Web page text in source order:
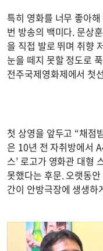
특히 영화를 너무 좋아
번 방송의 백미다. 문상
을 직접 발로 뛰며 취향
눈을 떼지 못할 정도로
전주국제영화제에서 첫
첫 상영을 앞두고 “채점
은 10년 전 자취방에서
스’ 로고가 영화관 대형
못했다는 후문. 오랫동
간이 안방극장에 생생하